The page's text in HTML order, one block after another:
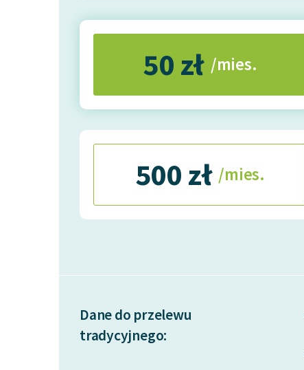
50 zł /mies.
500 zł /mies.
Dane do przelewu
tradycyjnego: